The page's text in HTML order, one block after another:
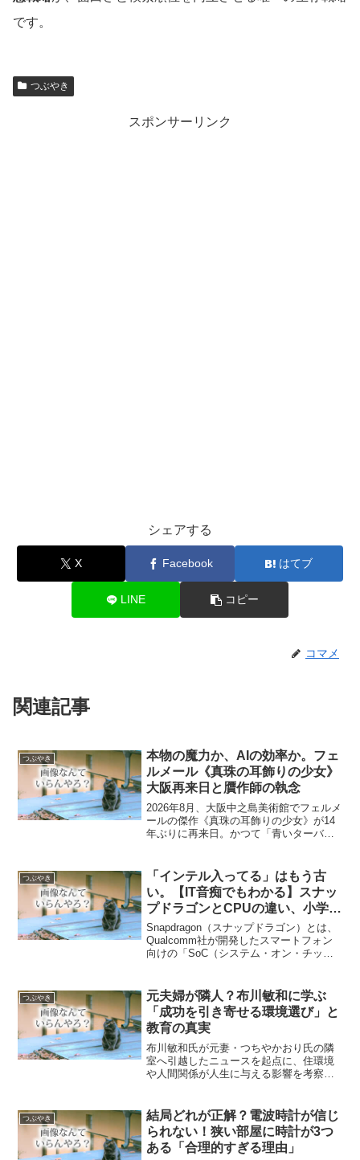
です。
つぶやき
スポンサーリンク
シェアする
X Facebook はてブ
LINE コピー
コマメ
関連記事
つぶやき
本物の魔力か、AIの効率か。フェ
ルメール《真珠の耳飾りの少女》
大阪再来日と贋作師の執念
2026年8月、大阪中之島美術館でフェルメ
ールの傑作《真珠の耳飾りの少女》が14
年ぶりに再来日。かつて「青いターバン
AI技術の違いまで、展覧会を100倍楽しむ
ための背景知識をわかりやすく解説しま
す。
つぶやき
「インテル入ってる」はもう古
い。【IT音痴でもわかる】スナッ
プドラゴンとCPUの違い、小学生
でもわかるように解説してみた
Snapdragon（スナップドラゴン）とは、
Qualcomm社が開発したスマートフォン
向けの「SoC（システム・オン・チッ
フィック（GPU）、通信（5G）、AI...
つぶやき
元夫婦が隣人？布川敏和に学ぶ
「成功を引き寄せる環境選び」と
教育の真実
布川敏和氏が元妻・つちやかおり氏の隣
室へ引越したニュースを起点に、住環境
や人間関係が人生に与える影響を考察。
要性、成功のルールを自然に習得するコ
ミュニティの力について解説します。
つぶやき
結局どれが正解？電波時計が信じ
られない！狭い部屋に時計が3つ
ある「合理的すぎる理由」